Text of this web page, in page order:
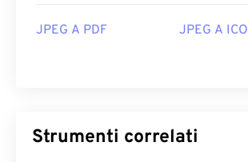
JPEG A PDF JPEG A ICO
Strumenti correlati